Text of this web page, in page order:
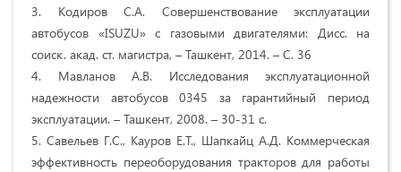
3. Кодиров С.А. Совершенствование эксплуатации
автобусов «ISUZU» с газовыми двигателями: Дисс. на
соиск. акад. ст. магистра, – Ташкент, 2014. – С. 36
4. Мавланов А.В. Исследования эксплуатационной
надежности автобусов 0345 за гарантийный период
эксплуатации. – Ташкент, 2008. – 30-31 с.
5. Савельев Г.С., Кауров Е.Т., Шапкайц А.Д. Коммерческая
эффективность переоборудования тракторов для работы